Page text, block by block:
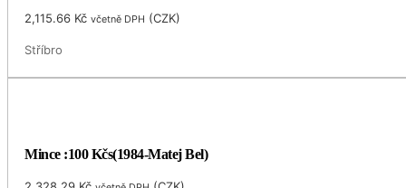
2,115.66 Kč včetně DPH (CZK)
Stříbro
Mince :100 Kčs(1984-Matej Bel)